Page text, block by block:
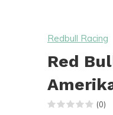
Redbull Racing
Red
(0)